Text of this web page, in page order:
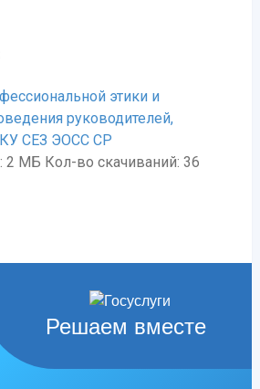
этики и
руководителей,
СЕЗ ЭОСС СР
2 МБ Кол-во скачиваний: 36
Решаем вместе